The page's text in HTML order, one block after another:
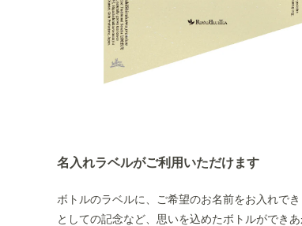
名入れラベルがご利用いただけます
ボトルのラベルに、ご希望のお名前をお入れで
としての記念など、思いを込めたボトルができあ